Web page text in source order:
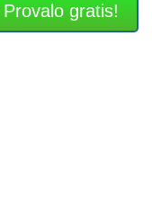
gratis!